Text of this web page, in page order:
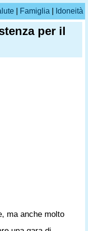
Famiglia Idoneità
per il
ma anche molto